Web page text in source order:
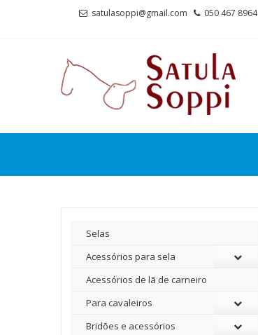
satulasoppi@gmail.com 050 467 8964
Selas
Acessórios para sela
Acessórios de lã de carneiro
Para cavaleiros
Bridões e acessórios